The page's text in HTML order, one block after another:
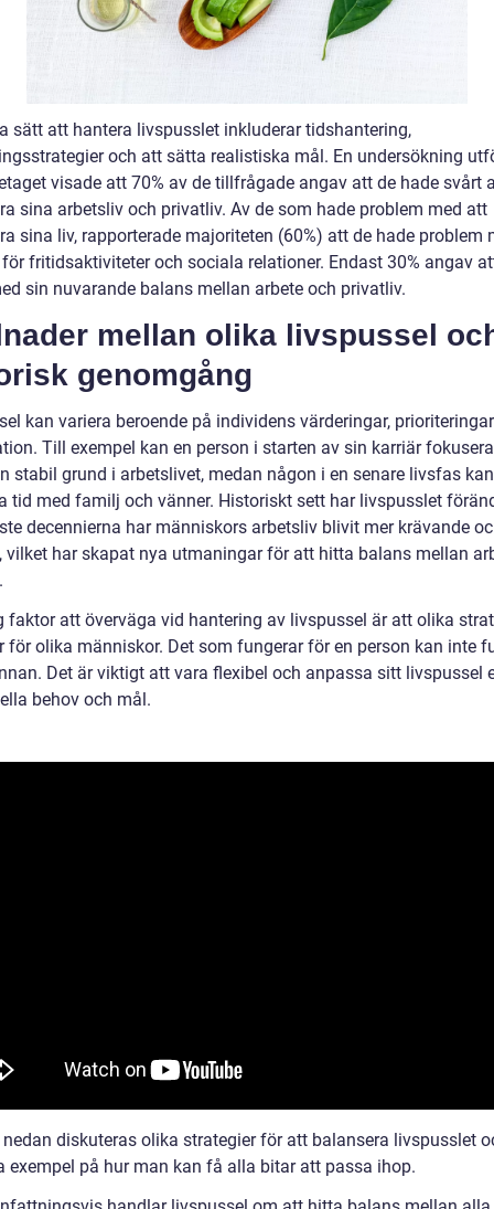
sätt att hantera livspusslet inkluderar tidshantering,
och att sätta realistiska mål. En undersökning
visade att 70% av de tillfrågade angav att de hade svårt
sina arbetsliv och privatliv. Av de som hade problem med att
sina liv, rapporterade majoriteten (60%) att de hade problem
fritidsaktiviteter och sociala relationer. Endast 30% angav
sin nuvarande balans mellan arbete och privatliv.
mellan olika livspussel
genomgång
kan variera beroende på individens värderingar,
Till exempel kan en person i starten av sin karriär
stabil grund i arbetslivet, medan någon i en senare livsfas kan
tid med familj och vänner. Historiskt sett har livspusslet
decennierna har människors arbetsliv blivit mer krävande
vilket har skapat nya utmaningar för att hitta balans mellan
faktor att överväga vid hantering av livspussel är att olika
för olika människor. Det som fungerar för en person kan inte
Det är viktigt att vara flexibel och anpassa sitt livspussel
behov och mål.
diskuteras olika strategier för att balansera livspusslet
exempel på hur man kan få alla bitar att passa ihop.